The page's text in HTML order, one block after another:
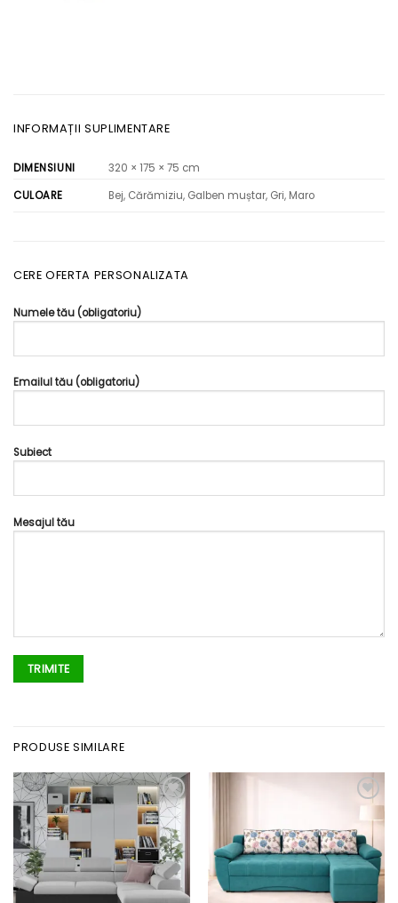
INFORMAȚII SUPLIMENTARE
DIMENSIUNI
320 × 175 × 75 cm
CULOARE
Bej, Cărămiziu, Galben muștar, Gri, Maro
CERE OFERTA PERSONALIZATA
Numele tău (obligatoriu)
Emailul tău (obligatoriu)
Subiect
Mesajul tău
PRODUSE SIMILARE